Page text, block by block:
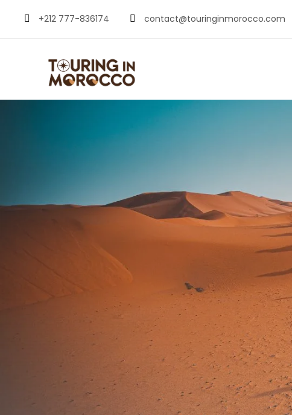
+212 777-836174 contact@touringinmorocco.com